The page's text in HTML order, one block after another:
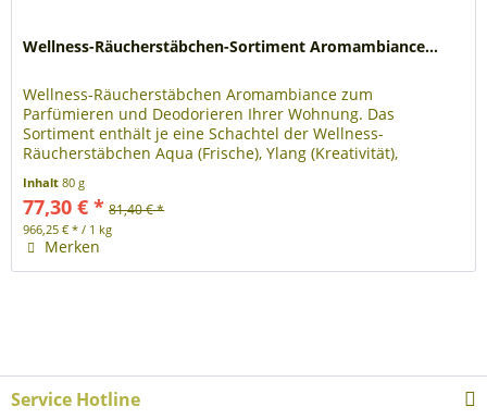
Wellness-Räucherstäbchen-Sortiment Aromambiance...
Wellness-Räucherstäbchen Aromambiance zum
Parfümieren und Deodorieren Ihrer Wohnung. Das
Sortiment enthält je eine Schachtel der Wellness-
Räucherstäbchen Aqua (Frische), Ylang (Kreativität),
Inhalt80 g
77,30 € * 81,40 € *
966,25 € * / 1 kg
Merken
Service Hotline